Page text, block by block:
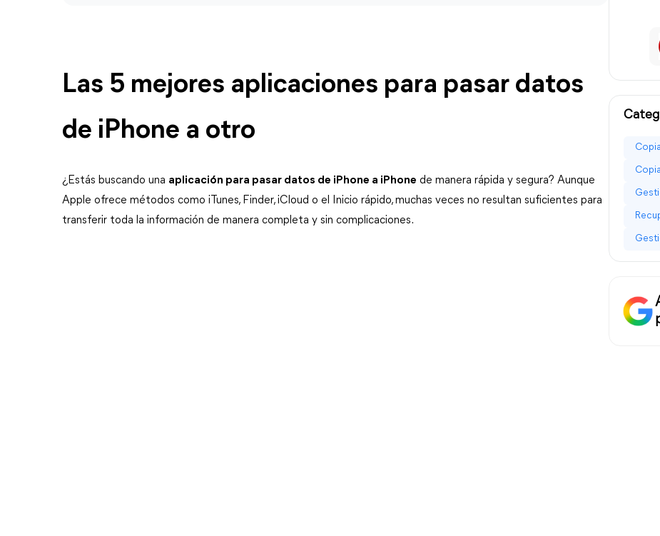
Las 5 mejores aplicaciones para pasar datos
de iPhone a otro
¿Estás buscando una aplicación para pasar datos de iPhone a iPhone de manera rápida y segura? Aunque
Apple ofrece métodos como iTunes, Finder, iCloud o el Inicio rápido, muchas veces no resultan suficientes para
transferir toda la información de manera completa y sin complicaciones.